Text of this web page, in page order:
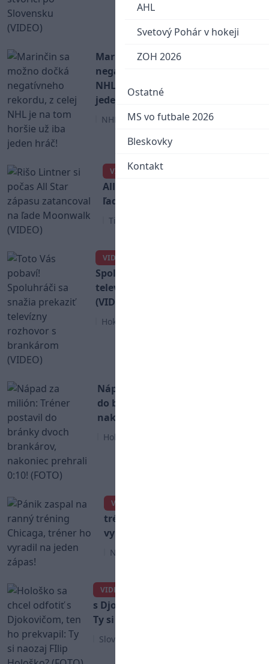
AHL
Svetový Pohár v hokeji
ZOH 2026
Ostatné
MS vo futbale 2026
Bleskovky
Kontakt
Marinčin sa možno dočká
negatívneho rekordu, z celej
NHL je na tom horšie už iba
jeden hráč!
NHL
VIDEO
Rišo Lintner si počas
All Star zápasu zatancoval na
ľade Moonwalk (VIDEO)
Tipsport liga
VIDEO
Spoluhráči sa snažia prekaziť
televízny rozhovor s brankárom
(VIDEO)
Hokej
Nápad za milión: Tréner postavil
do bránky dvoch brankárov,
nakoniec prehrali 0:10! (FOTO)
Hokej
VIDEO
tréning Chicaga, tréner ho
vyradil na jeden zápas!
NHL
VIDEO
s Djokovičom, ten ho prekvapil:
Ty si naozaj FIlip Hološko? (FOTO)
Slovenský hokej